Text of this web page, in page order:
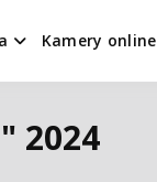
Kamery online
2024